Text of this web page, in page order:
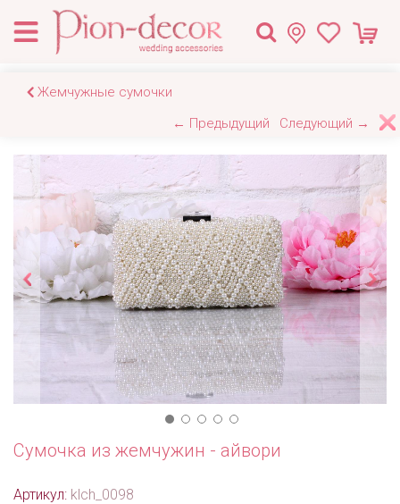
Жемчужные сумочки
← Предыдущий
Следующий →
Сумочка из жемчужин - айвори
Артикул: klch_0098